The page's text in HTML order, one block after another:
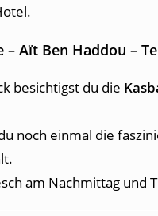
– Aït Ben Haddou –
besichtigst du die
noch einmal die
am Nachmittag und